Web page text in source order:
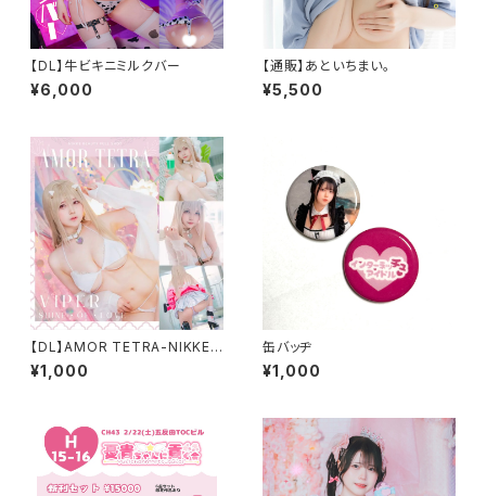
【DL】牛ビキニミルクバー
¥6,000
【通販】あといちまい。
¥5,500
【DL】AMOR TETRA-NIKKE
Viper cosplay-
¥1,000
缶バッヂ
¥1,000